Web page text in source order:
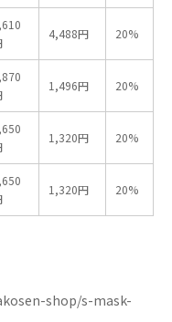
4,488円 20%
1,496円 20%
1,320円 20%
1,320円 20%
shop/s-mask-